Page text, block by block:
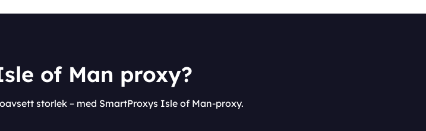
of Man proxy?
storlek – med SmartProxys Isle of Man-proxy.